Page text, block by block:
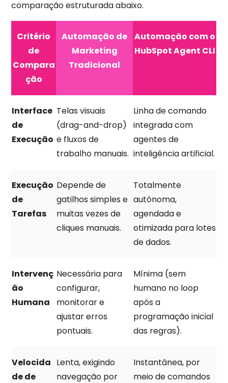
comparação estruturada abaixo.
Critério
de
Compara
ção
Automação de
Marketing
Tradicional
Automação com o
HubSpot Agent CLI
Interface
de
Execução
Telas visuais
(drag-and-drop)
e fluxos de
trabalho manuais.
Linha de comando
integrada com
agentes de
inteligência artificial.
Execução
de
Tarefas
Depende de
gatilhos simples e
muitas vezes de
cliques manuais.
Totalmente
autônoma,
agendada e
otimizada para lotes
de dados.
Intervenç
ão
Humana
Necessária para
configurar,
monitorar e
ajustar erros
pontuais.
Mínima (sem
humano no loop
após a
programação inicial
das regras).
Velocida
de de
Lenta, exigindo
navegação por
Instantânea, por
meio de comandos